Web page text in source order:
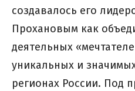
создавалось его
Прохановым как
деятельных
уникальных и
регионах России. Под